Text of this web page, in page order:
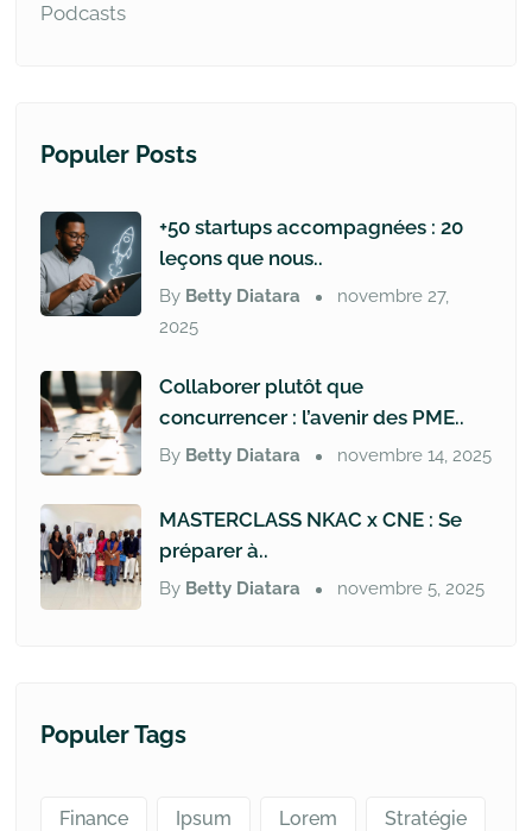
Podcasts
Populer Posts
+50 startups accompagnées : 20
leçons que nous..
By Betty Diatara
novembre 27,
2025
Collaborer plutôt que
concurrencer : l’avenir des PME..
By Betty Diatara novembre 14, 2025
MASTERCLASS NKAC x CNE : Se
préparer à..
By Betty Diatara novembre 5, 2025
Populer Tags
Finance Ipsum Lorem Stratégie